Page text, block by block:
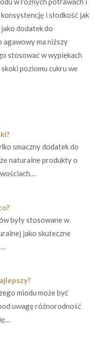
i słodkość jak
dodatek do
agawowy ma niższy
stosować w wypiekach
poziomu cukru we
smaczny dodatek do
naturalne produkty o
były stosowane w
jako skuteczne
miodu może być
uwagę różnorodność